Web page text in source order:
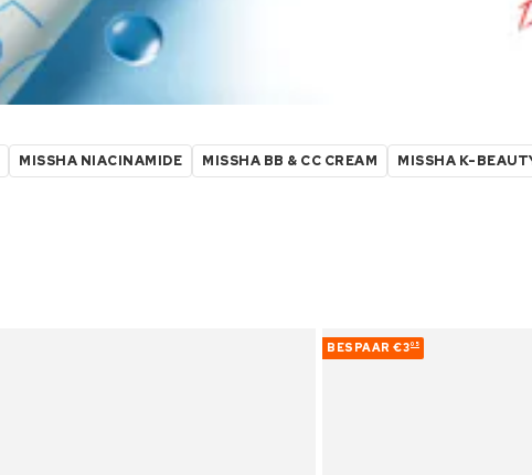
MISSHA NIACINAMIDE MISSHA BB & CC CREAM MISSHA K-
BESPAAR €305